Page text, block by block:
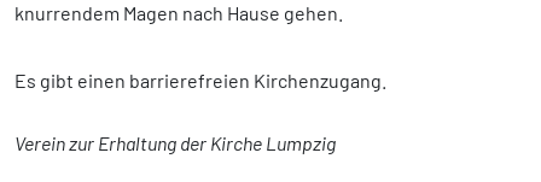
knurrendem Magen nach Hause gehen.
Es gibt einen barrierefreien Kirchenzugang.
Verein zur Erhaltung der Kirche Lumpzig